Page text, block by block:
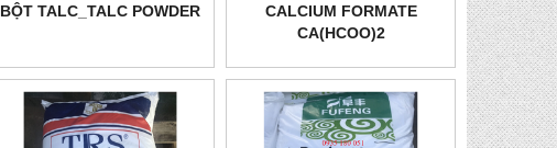
BỘT TALC_TALC POWDER
CALCIUM FORMATE
CA(HCOO)2